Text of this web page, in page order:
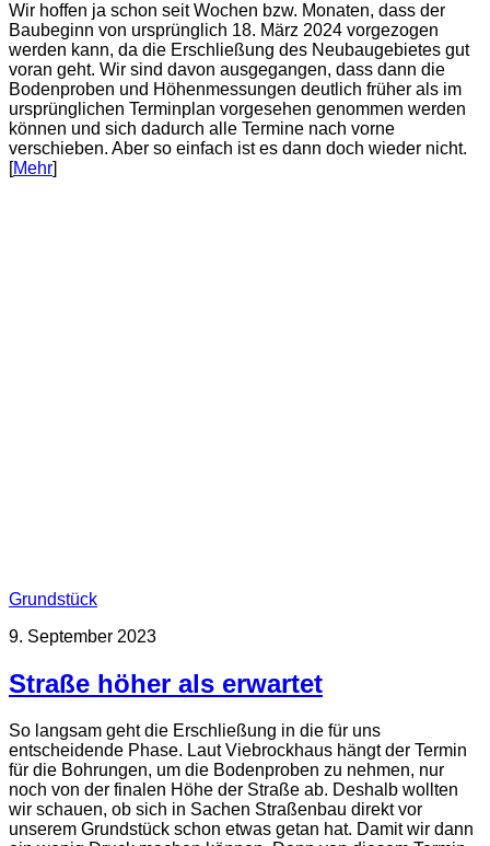
Wir hoffen ja schon seit Wochen bzw. Monaten, dass der
Baubeginn von ursprünglich 18. März 2024 vorgezogen
werden kann, da die Erschließung des Neubaugebietes gut
voran geht. Wir sind davon ausgegangen, dass dann die
Bodenproben und Höhenmessungen deutlich früher als im
ursprünglichen Terminplan vorgesehen genommen werden
können und sich dadurch alle Termine nach vorne
verschieben. Aber so einfach ist es dann doch wieder nicht.
[Mehr]
Grundstück
9. September 2023
Straße höher als erwartet
So langsam geht die Erschließung in die für uns
entscheidende Phase. Laut Viebrockhaus hängt der Termin
für die Bohrungen, um die Bodenproben zu nehmen, nur
noch von der finalen Höhe der Straße ab. Deshalb wollten
wir schauen, ob sich in Sachen Straßenbau direkt vor
unserem Grundstück schon etwas getan hat. Damit wir dann